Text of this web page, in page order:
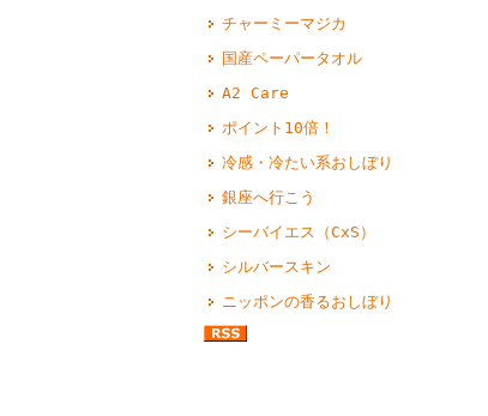
チャーミーマジカ
国産ペーパータオル
A2 Care
ポイント10倍！
冷感・冷たい系おしぼり
銀座へ行こう
シーバイエス（CxS）
シルバースキン
ニッポンの香るおしぼり